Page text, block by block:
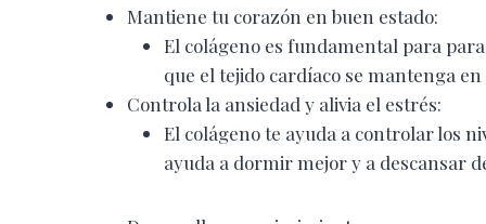
Mantiene tu corazón en buen estado:
El colágeno es fundamental para
que el tejido cardíaco se mantenga
Controla la ansiedad y alivia el estrés:
El colágeno te ayuda a controlar los
ayuda a dormir mejor y a descansar